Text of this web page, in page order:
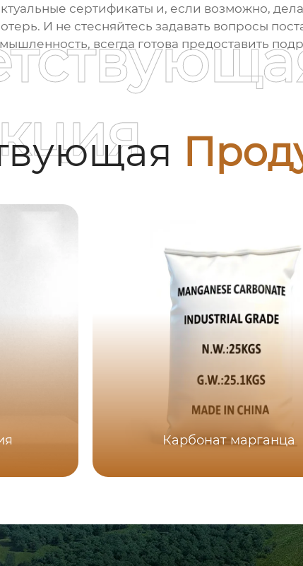
сертификаты и, если возможно,
И не стесняйтесь задавать вопросы
, всегда готова предоставить
Карбонат марганца